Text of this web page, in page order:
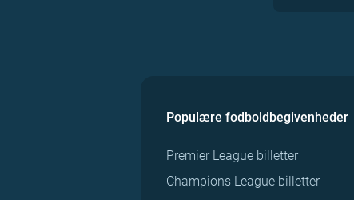
Populære fodboldbegivenheder
Premier League billetter
Champions League billetter